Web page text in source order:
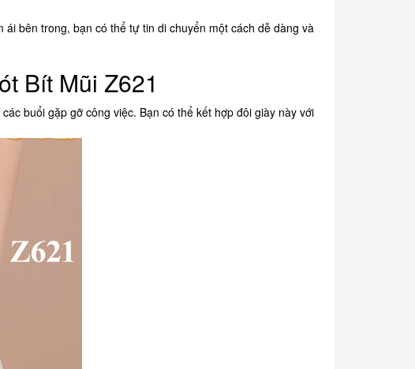
bên trong, bạn có thể tự tin di chuyển một cách dễ dàng và
Bít Mũi Z621
buổi gặp gỡ công việc. Bạn có thể kết hợp đôi giày này với